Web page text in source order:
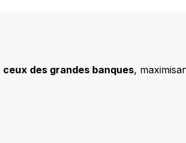
des grandes banques,